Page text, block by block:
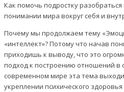
Как помочь подростку
понимании мира вокруг себя и
Почему мы продолжаем тему
«интеллект»? Потому что начав
приходишь к выводу, что это
подход к построению отношений в
современном мире эта тема
укреплении психического